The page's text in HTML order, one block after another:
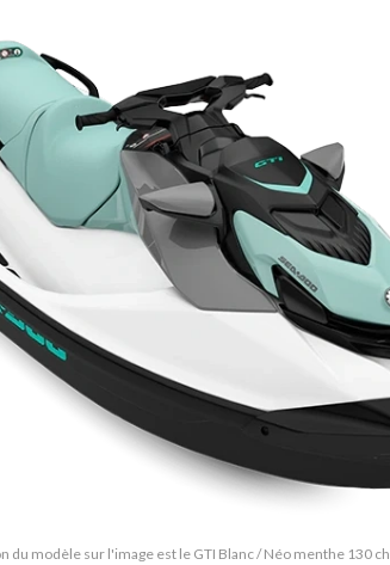
du modèle sur l'image est le GTI Blanc / Néo menthe 130 ch